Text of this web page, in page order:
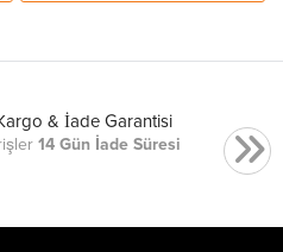
& İade Garantisi
14 Gün İade Süresi